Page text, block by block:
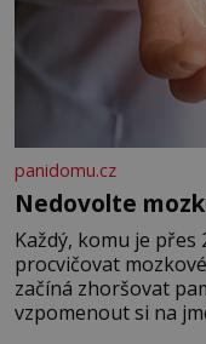
panidomu.cz
Nedovolte
Každý, komu je přes
procvičovat
začíná zhoršovat
vzpomenout si na